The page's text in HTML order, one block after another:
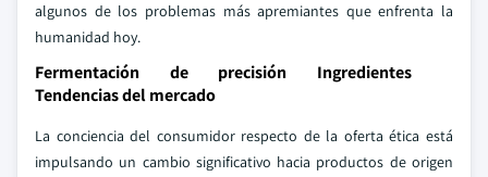
algunos de los problemas más apremiantes que enfrenta la
humanidad hoy.
Fermentación de precisión Ingredientes
Tendencias del mercado
La conciencia del consumidor respecto de la oferta ética está
impulsando un cambio significativo hacia productos de origen